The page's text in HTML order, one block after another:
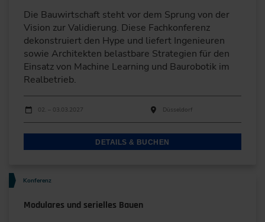
Die Bauwirtschaft steht vor dem Sprung von der
Vision zur Validierung. Diese Fachkonferenz
dekonstruiert den Hype und liefert Ingenieuren
sowie Architekten belastbare Strategien für den
Einsatz von Machine Learning und Baurobotik im
Realbetrieb.
Durchführungen
Veranstaltungsdatum
02. – 03.03.2027 Düsseldorf
DETAILS & BUCHEN
Konferenz
Modulares und serielles Bauen